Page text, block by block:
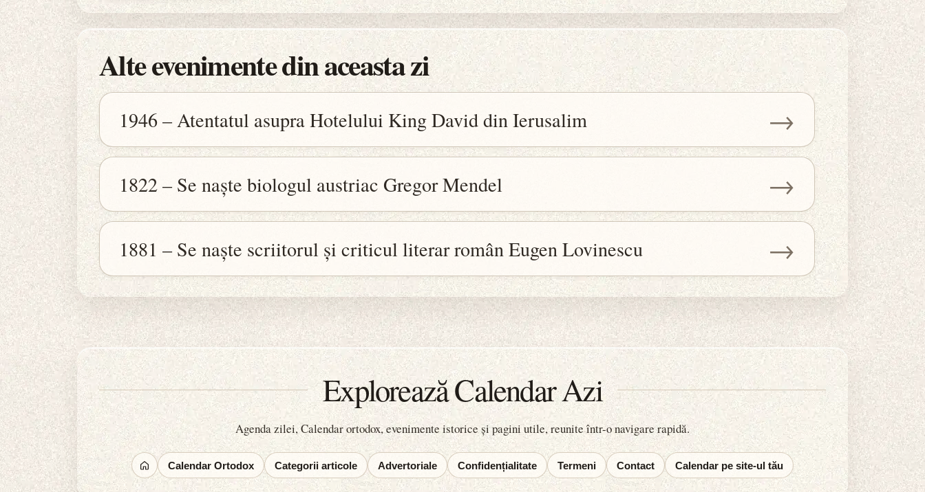
Alte evenimente din aceasta zi
1946 – Atentatul asupra Hotelului King David din Ierusalim →
1822 – Se naște biologul austriac Gregor Mendel →
1881 – Se naște scriitorul și criticul literar român Eugen Lovinescu →
Explorează Calendar Azi
Agenda zilei, Calendar ortodox, evenimente istorice și pagini utile, reunite într-o navigare rapidă.
Calendar Ortodox Categorii articole Advertoriale Confidențialitate Termeni Contact Calendar pe site-ul tău